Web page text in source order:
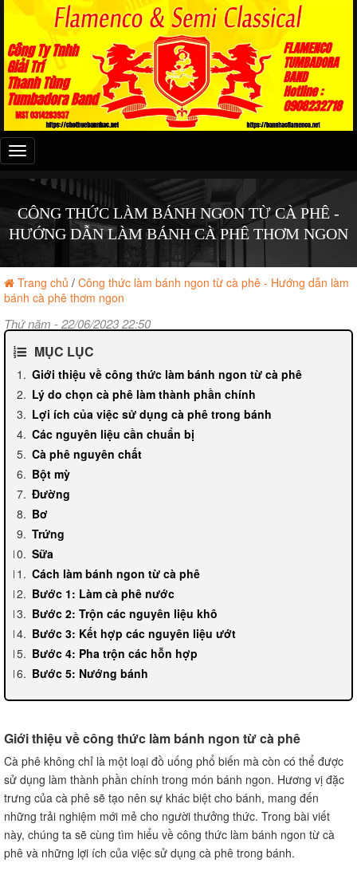
Đây
là
menu
CÔNG THỨC LÀM BÁNH NGON TỪ CÀ PHÊ -
HƯỚNG DẪN LÀM BÁNH CÀ PHÊ THƠM NGON
Trang chủ / Công thức làm bánh ngon từ cà phê - Hướng dẫn làm
bánh cà phê thơm ngon
Thứ năm - 22/06/2023 22:50
MỤC LỤC
Giới thiệu về công thức làm bánh ngon từ cà phê
Lý do chọn cà phê làm thành phần chính
Lợi ích của việc sử dụng cà phê trong bánh
Các nguyên liệu cần chuẩn bị
Cà phê nguyên chất
Bột mỳ
Đường
Bơ
Trứng
Sữa
Cách làm bánh ngon từ cà phê
Bước 1: Làm cà phê nước
Bước 2: Trộn các nguyên liệu khô
Bước 3: Kết hợp các nguyên liệu ướt
Bước 4: Pha trộn các hỗn hợp
Bước 5: Nướng bánh
Sử dụng máy pha cà phê
Sử dụng ấm đun nước
Cách làm bánh cà phê tươi sống
Cách làm bánh cà phê tươi sống cơ bản
Cách làm bánh cà phê tươi sống bổ sung hương vị
Cách làm bánh cà phê nâu đường
Cách làm bánh cà phê nâu đường cơ bản
Giới thiệu về công thức làm bánh ngon từ cà phê
Cà phê không chỉ là một loại đồ uống phổ biến mà còn có thể được
sử dụng làm thành phần chính trong món bánh ngon. Hương vị đặc
trưng của cà phê sẽ tạo nên sự khác biệt cho bánh, mang đến
những trải nghiệm mới mẻ cho người thưởng thức. Trong bài viết
này, chúng ta sẽ cùng tìm hiểu về công thức làm bánh ngon từ cà
phê và những lợi ích của việc sử dụng cà phê trong bánh.